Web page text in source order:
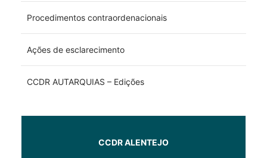
Procedimentos contraordenacionais
Ações de esclarecimento
CCDR AUTARQUIAS – Edições
CCDR ALENTEJO